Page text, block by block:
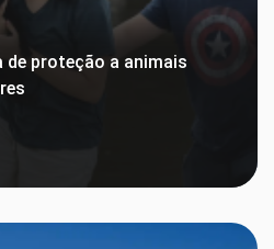
de proteção a animais